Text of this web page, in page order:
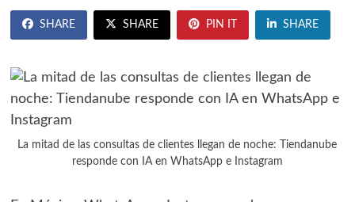
SHARE SHARE PIN IT SHARE
La mitad de las consultas de clientes llegan de noche: Tiendanube
responde con IA en WhatsApp e Instagram